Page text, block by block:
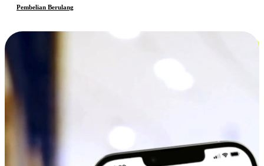
Pembelian Berulang